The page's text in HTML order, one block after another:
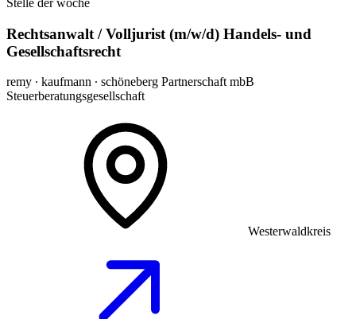
Stelle der woche
Rechtsanwalt / Volljurist (m/w/d) Handels- und
Gesellschaftsrecht
remy ∙ kaufmann ∙ schöneberg Partnerschaft mbB
Steuerberatungsgesellschaft
Westerwaldkreis